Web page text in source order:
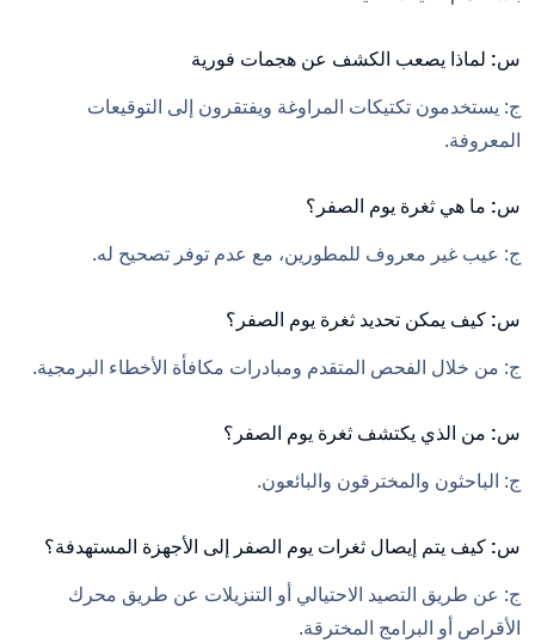
س: لماذا يصعب الكشف عن هجمات فورية
ج: يستخدمون تكتيكات المراوغة ويفتقرون إلى التوقيعات
المعروفة.
س: ما هي ثغرة يوم الصفر؟
ج: عيب غير معروف للمطورين، مع عدم توفر تصحيح له.
س: كيف يمكن تحديد ثغرة يوم الصفر؟
ج: من خلال الفحص المتقدم ومبادرات مكافأة الأخطاء البرمجية.
س: من الذي يكتشف ثغرة يوم الصفر؟
ج: الباحثون والمخترقون والبائعون.
س: كيف يتم إيصال ثغرات يوم الصفر إلى الأجهزة المستهدفة؟
ج: عن طريق التصيد الاحتيالي أو التنزيلات عن طريق محرك
الأقراص أو البرامج المخترقة.